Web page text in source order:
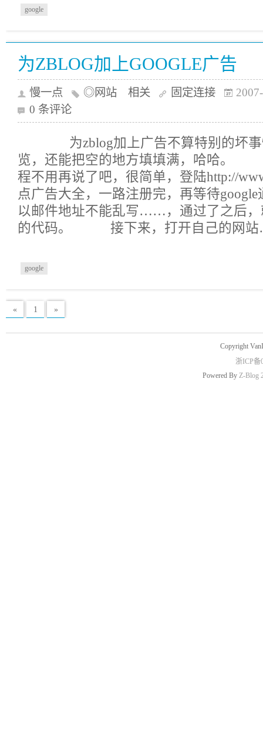
google
为ZBLOG加上GOOGLE广告
慢一点 ◎网站 相关 固定连接
0 条评论
为zblog加上广告不算特别的坏事
览，还能把空的地方填填满，哈哈。
程不用再说了吧，很简单，登陆http://
点广告大全，一路注册完，再等待
以邮件地址不能乱写……，通过了之后，
的代码。 接下来，打开自己的网
google
« 1 »
Copyright
浙ICP备
Powered By Z-Blog